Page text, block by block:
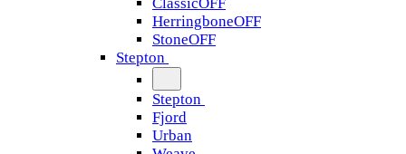
HerringboneOFF
StoneOFF
Stepton
Stepton
Fjord
Urban